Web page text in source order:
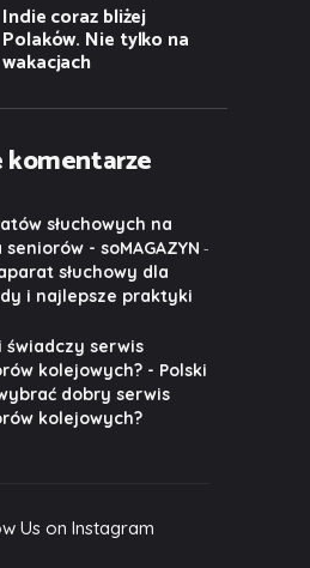
Indie coraz bliżej
Polaków. Nie tylko na
wakacjach
komentarze
słuchowych na
- soMAGAZYN -
słuchowy dla
i najlepsze praktyki
świadczy serwis
kolejowych? - Polski
dobry serwis
kolejowych?
Us on Instagram